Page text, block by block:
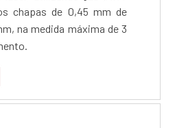
chapas de 0,45 mm de
na medida máxima de 3